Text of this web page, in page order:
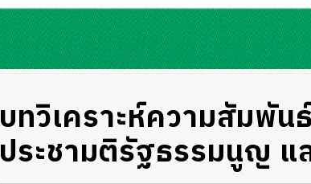
บทวิเคราะห์ความสัมพั
ประชามติรัฐธรรมนูญ แ